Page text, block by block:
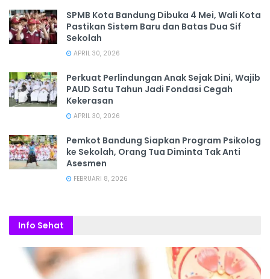
SPMB Kota Bandung Dibuka 4 Mei, Wali Kota
Pastikan Sistem Baru dan Batas Dua Sif
Sekolah
APRIL 30, 2026
Perkuat Perlindungan Anak Sejak Dini, Wajib
PAUD Satu Tahun Jadi Fondasi Cegah
Kekerasan
APRIL 30, 2026
Pemkot Bandung Siapkan Program Psikolog
ke Sekolah, Orang Tua Diminta Tak Anti
Asesmen
FEBRUARI 8, 2026
Info Sehat